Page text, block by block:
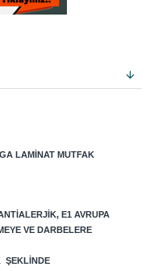
LAMINAT MUTFAK
E1 AVRUPA
VE DARBELERE
ŞEKLINDE